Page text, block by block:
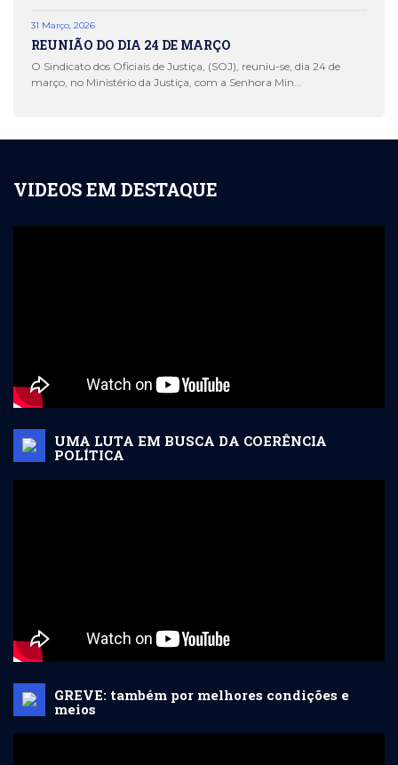
31 Março, 2026
REUNIÃO DO DIA 24 DE MARÇO
O Sindicato dos Oficiais de Justiça, (SOJ), reuniu-se, dia 24 de
março, no Ministério da Justiça, com a Senhora Min...
VIDEOS EM DESTAQUE
UMA LUTA EM BUSCA DA COERÊNCIA
POLÍTICA
GREVE: também por melhores condições e
meios